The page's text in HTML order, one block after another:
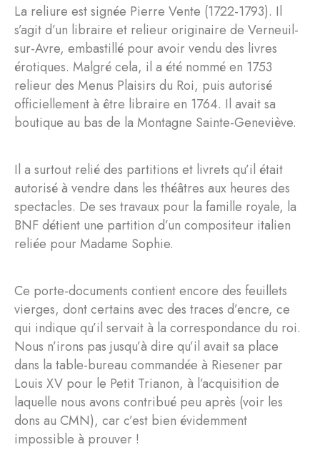
La reliure est signée Pierre Vente (1722-1793). Il
s’agit d’un libraire et relieur originaire de Verneuil-
sur-Avre, embastillé pour avoir vendu des livres
érotiques. Malgré cela, il a été nommé en 1753
relieur des Menus Plaisirs du Roi, puis autorisé
officiellement à être libraire en 1764. Il avait sa
boutique au bas de la Montagne Sainte-Geneviève.
Il a surtout relié des partitions et livrets qu’il était
autorisé à vendre dans les théâtres aux heures des
spectacles. De ses travaux pour la famille royale, la
BNF détient une partition d’un compositeur italien
reliée pour Madame Sophie.
Ce porte-documents contient encore des feuillets
vierges, dont certains avec des traces d’encre, ce
qui indique qu’il servait à la correspondance du roi.
Nous n’irons pas jusqu’à dire qu’il avait sa place
dans la table-bureau commandée à Riesener par
Louis XV pour le Petit Trianon, à l’acquisition de
laquelle nous avons contribué peu après (voir les
dons au CMN), car c’est bien évidemment
impossible à prouver !